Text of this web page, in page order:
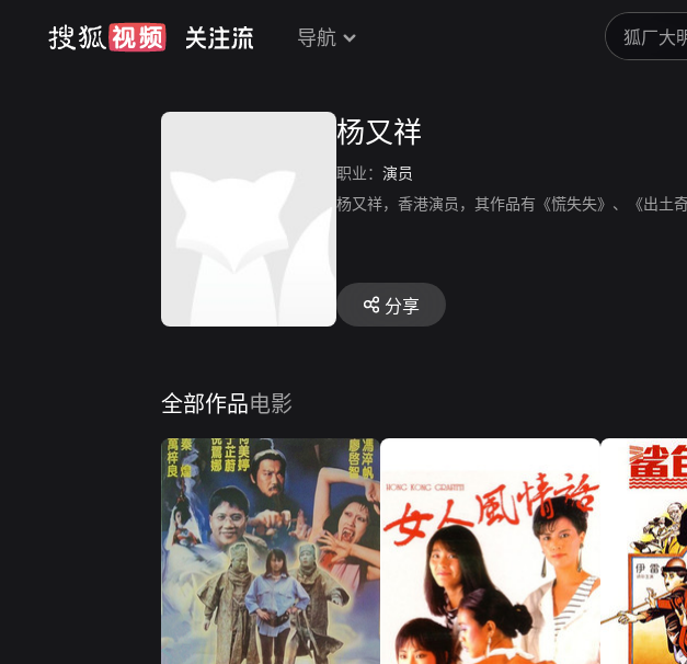
导航
杨又祥
职业： 演员
杨又祥，香港演员，其作品有《慌失失》、《出土
分享
全部作品电影